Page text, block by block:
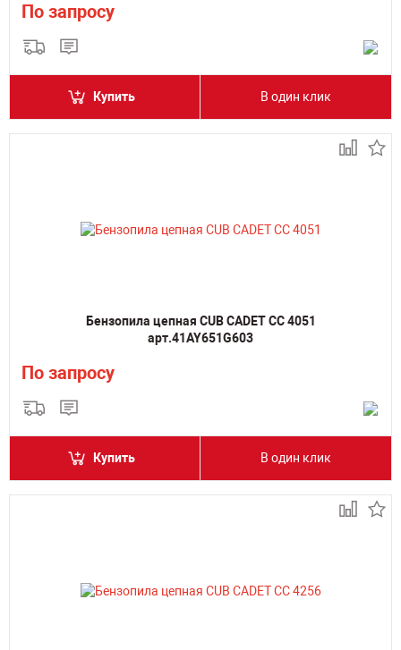
По запросу
Купить В один клик
Бензопила цепная CUB CADET CC 4051
арт.41AY651G603
По запросу
Купить В один клик